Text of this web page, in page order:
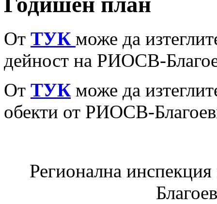
От ТУК може да
дейност на РИОСВ-
От ТУК може да
обекти от РИОСВ-
Регионална